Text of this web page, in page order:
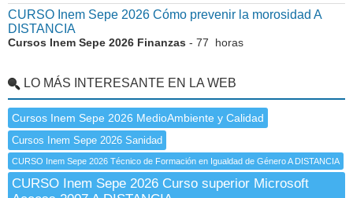
CURSO Inem Sepe 2026 Cómo prevenir la morosidad A
DISTANCIA
Cursos Inem Sepe 2026 Finanzas - 77 horas
LO MÁS INTERESANTE EN LA WEB
Cursos Inem Sepe 2026 MedioAmbiente y Calidad
Cursos Inem Sepe 2026 Sanidad
CURSO Inem Sepe 2026 Técnico de Formación en Igualdad de Género A DISTANCIA
CURSO Inem Sepe 2026 Curso superior Microsoft